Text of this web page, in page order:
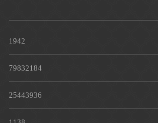
1942
79832184
25443936